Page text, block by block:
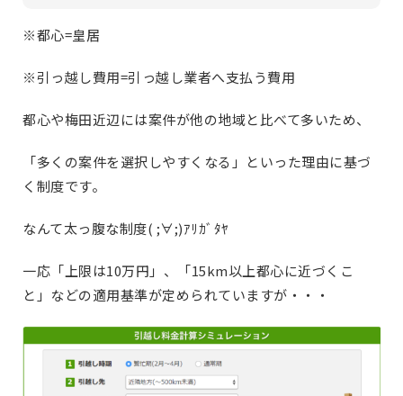
※都心=皇居
※引っ越し費用=引っ越し業者へ支払う費用
都心や梅田近辺には案件が他の地域と比べて多いため、
「多くの案件を選択しやすくなる」といった理由に基づ
く制度です。
なんて太っ腹な制度( ;∀;)ｱﾘｶﾞﾀﾔ
一応「上限は10万円」、「15km以上都心に近づくこ
と」などの適用基準が定められていますが・・・